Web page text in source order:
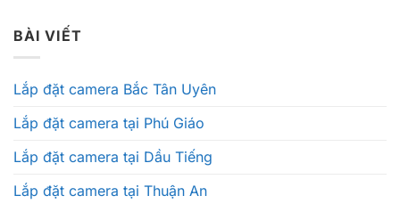
BÀI VIẾT
Lắp đặt camera Bắc Tân Uyên
Lắp đặt camera tại Phú Giáo
Lắp đặt camera tại Dầu Tiếng
Lắp đặt camera tại Thuận An